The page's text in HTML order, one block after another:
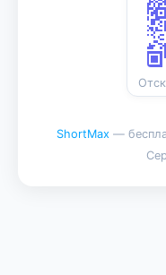
ShortMax —